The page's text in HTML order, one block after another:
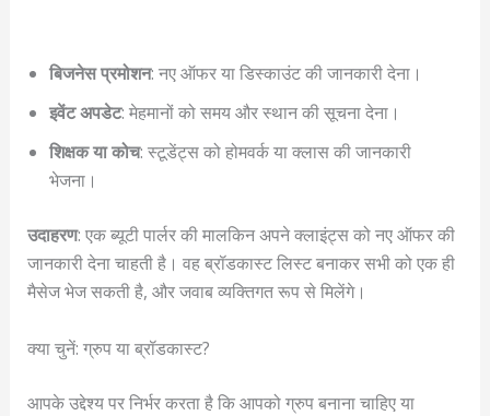
बिजनेस प्रमोशन: नए ऑफर या डिस्काउंट की जानकारी देना।
इवेंट अपडेट: मेहमानों को समय और स्थान की सूचना देना।
शिक्षक या कोच: स्टूडेंट्स को होमवर्क या क्लास की जानकारी
भेजना।
उदाहरण: एक ब्यूटी पार्लर की मालकिन अपने क्लाइंट्स को नए ऑफर की
जानकारी देना चाहती है। वह ब्रॉडकास्ट लिस्ट बनाकर सभी को एक ही
मैसेज भेज सकती है, और जवाब व्यक्तिगत रूप से मिलेंगे।
क्या चुनें: ग्रुप या ब्रॉडकास्ट?
आपके उद्देश्य पर निर्भर करता है कि आपको ग्रुप बनाना चाहिए या